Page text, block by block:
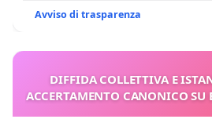
Avviso di trasparenza
DIFFIDA COLLETTIVA E
ACCERTAMENTO CANONICO SU